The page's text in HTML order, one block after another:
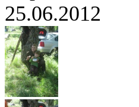
25.06.2012